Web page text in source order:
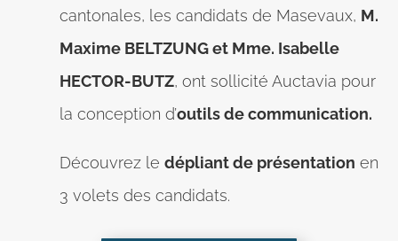
cantonales, les candidats de Masevaux, M.
Maxime BELTZUNG et Mme. Isabelle
HECTOR-BUTZ, ont sollicité Auctavia pour
la conception d’outils de communication.
Découvrez le dépliant de présentation en
3 volets des candidats.